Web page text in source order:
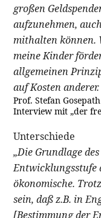
großen
aufzunehmen,
mithalten können.
meine Kinder
allgemeinen
auf Kosten
Prof. Stefan
Interview mit „der
Unterschiede
„Die Grundlage
Entwicklungsstufe
ökonomische.
sein, daß z.B. in
[Bestimmung der